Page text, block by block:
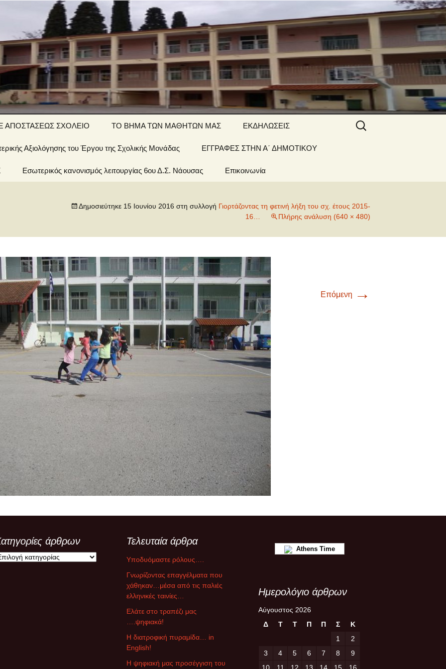
ΣΧΟΛΕΙΟ ΝΑΟΥΣΑΣ
ΑΠΟΣΤΑΣΕΩΣ ΣΧΟΛΕΙΟ
τάξη… εξ
τάξη… εξ
τάξη… εξ
τάξη… εξ
τάξη… εξ
τάξη… εξ
εξ αποστάσεως
εξ
στήριξη…
αποστάσεως
εξ
ΤΟ ΒΗΜΑ ΤΩΝ ΜΑΘΗΤΩΝ ΜΑΣ
Αινίγματα-
ΕΚΔΗΛΩΣΕΙΣ
Γιορτές –
Αξιολόγησης του Έργου της Σχολικής Μονάδας ΕΓΓΡΑΦΕΣ ΣΤΗΝ Α΄ ΔΗΜΟΤΙΚΟΥ
Εσωτερικός κανονισμός λειτουργίας 6ου Δ.Σ. Νάουσας Επικοινωνία
Αναζήτηση
για:
Δημοσιεύτηκε 15 Ιουνίου 2016 στη συλλογή Γιορτάζοντας τη φετινή λήξη του σχ. έτους 2015-
16…
Πλήρης ανάλυση (640 × 480)
Επόμενη →
άρθρων Τελευταία άρθρα
Υποδυόμαστε ρόλους….
Γνωρίζοντας επαγγέλματα που
χάθηκαν…μέσα από τις παλιές
ελληνικές ταινίες…
Ελάτε στο τραπέζι μας
….ψηφιακά!
Η διατροφική πυραμίδα… in
English!
Η ψηφιακή μας προσέγγιση του
Athens Time
Ημερολόγιο άρθρων
Αύγουστος 2026
Δ
Τ Τ Π Π Σ
Κ
1
2
3
4 5 6 7 8
9